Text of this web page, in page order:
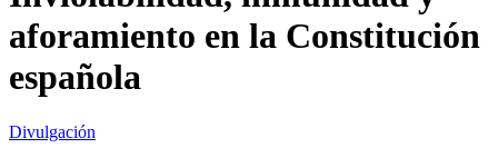
aforamiento en la Constitución
española
Divulgación